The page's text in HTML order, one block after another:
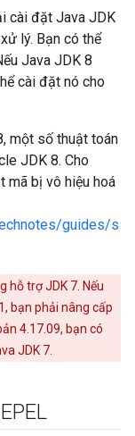
cài đặt Java JDK
lý. Bạn có thể
Java JDK 8
cài đặt nó cho
một số thuật toán
JDK 8. Cho
mã bị vô hiệu hoá
guides/s
hỗ trợ JDK 7. Nếu
bạn phải nâng cấp
4.17.09, bạn có
JDK 7.